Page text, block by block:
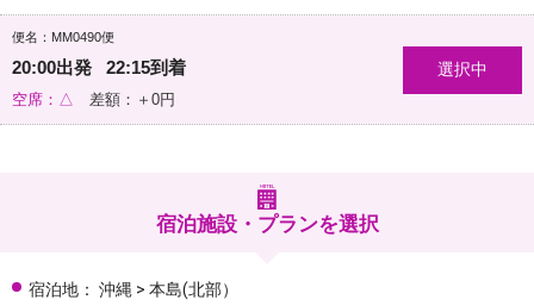
便名：MM0490便
20:00出発 22:15到着
空席：△ 差額：＋0円
宿泊施設・プランを選択
宿泊地： 沖縄 > 本島(北部）